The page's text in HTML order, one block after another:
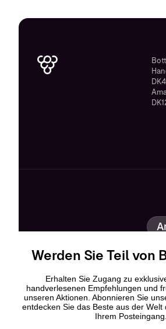
Werden Sie Teil von
Erhalten Sie Zugang zu
handverlesenen Empfehlungen und
unseren Aktionen. Abonnieren Sie
entdecken Sie das Beste aus der Welt
Ihrem Posteingang.